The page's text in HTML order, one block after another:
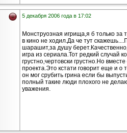
5 декабря 2006 года в 17:02
Монструозная игрища,я б только за
в кино не ходил.Да че тут
шарашит,за душу
игра из сериала.Тот редкий случай
грустно,чертовски грустно.Но
проекта.Это кстати говорит еще и
он мог срубить грина если бы
полный такие люди плохого не
уважения.